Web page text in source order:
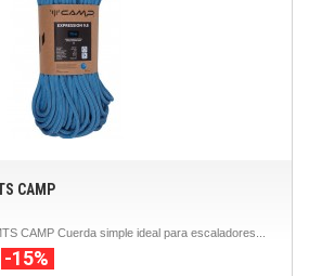
CAMP
CAMP Cuerda simple ideal para escaladores...
-15%